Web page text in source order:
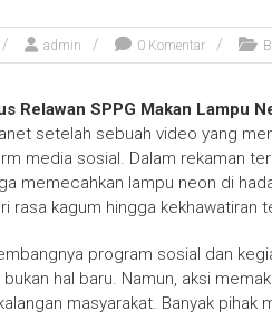
admin 0 Komentar
Relawan SPPG Makan Lampu
setelah sebuah video yang
media sosial. Dalam rekaman
memecahkan lampu neon di
rasa kagum hingga kekhawatiran
program sosial dan
hal baru. Namun, aksi
masyarakat. Banyak